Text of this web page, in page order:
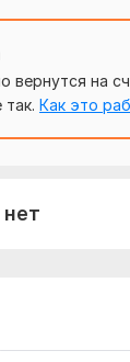
вернутся на
Как это